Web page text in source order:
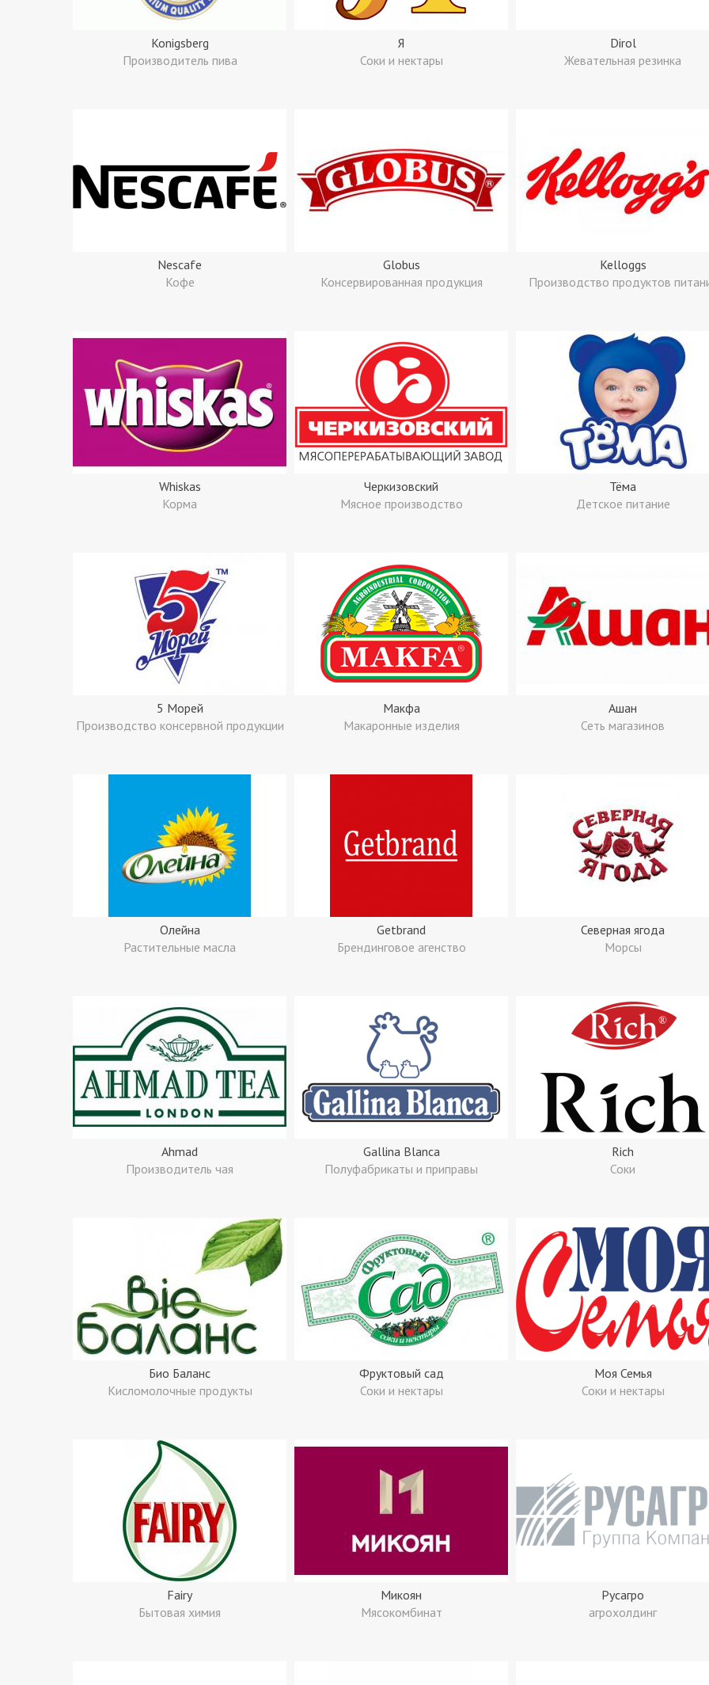
Konigsberg
Производитель пива
Я
Соки и нектары
Dirol
Жевательная резинка
Nescafe
Кофе
Globus
Консервированная продукция
Kelloggs
Производство продуктов
Whiskas
Корма
Черкизовский
Мясное производство
Тёма
Детское питание
5 Морей
Производство консервной продукции
Макфа
Макаронные изделия
Ашан
Сеть магазинов
Олейна
Растительные масла
Getbrand
Брендинговое агенство
Северная ягода
Морсы
Ahmad
Производитель чая
Gallina Blanca
Полуфабрикаты и приправы
Rich
Соки
Био Баланс
Кисломолочные продукты
Фруктовый сад
Соки и нектары
Моя Семья
Соки и нектары
Fairy
Бытовая химия
Микоян
Мясокомбинат
Русагро
агрохолдинг